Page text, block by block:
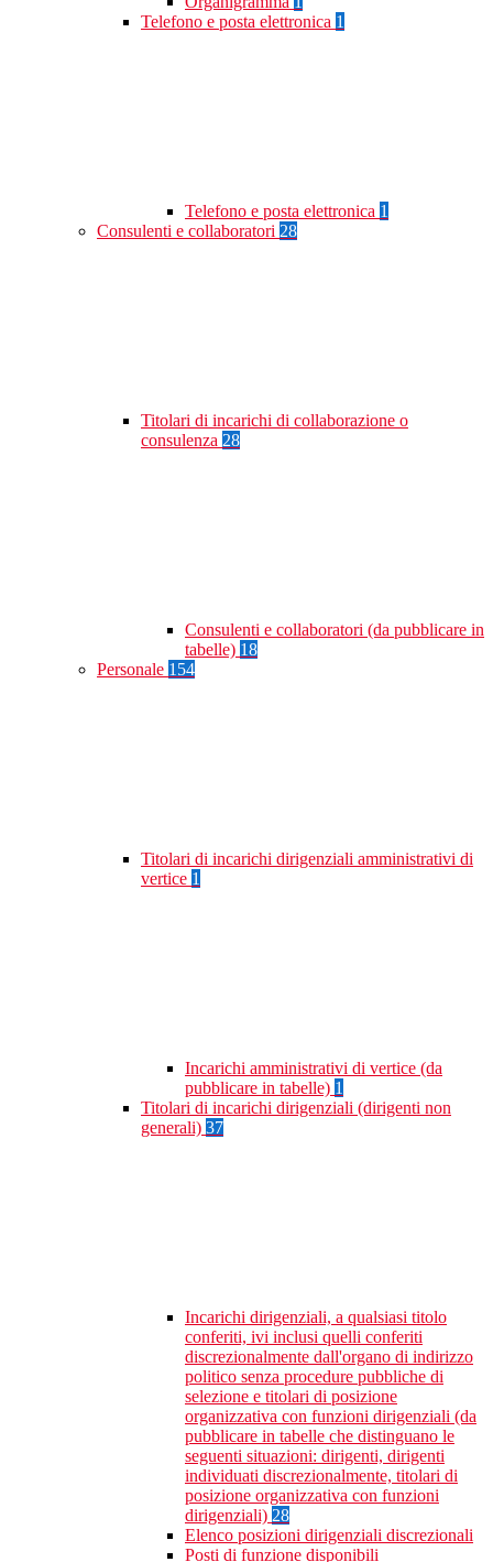
Telefono e posta elettronica 1
Telefono e posta elettronica 1
Consulenti e collaboratori 28
Titolari di incarichi di collaborazione o
consulenza 28
Consulenti e collaboratori (da pubblicare in
tabelle) 18
Personale 154
Titolari di incarichi dirigenziali amministrativi di
vertice 1
Incarichi amministrativi di vertice (da
pubblicare in tabelle) 1
Titolari di incarichi dirigenziali (dirigenti non
generali) 37
Incarichi dirigenziali, a qualsiasi titolo
conferiti, ivi inclusi quelli conferiti
discrezionalmente dall'organo di indirizzo
politico senza procedure pubbliche di
selezione e titolari di posizione
organizzativa con funzioni dirigenziali (da
pubblicare in tabelle che distinguano le
seguenti situazioni: dirigenti, dirigenti
individuati discrezionalmente, titolari di
posizione organizzativa con funzioni
dirigenziali) 28
Elenco posizioni dirigenziali discrezionali
Posti di funzione disponibili